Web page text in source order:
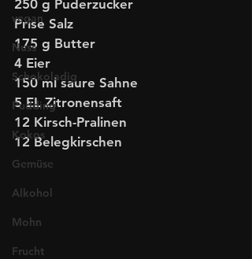
vegan
Nuss
Schokoladig
Pudding
Kokos
Gemüse
Alkohol
Mohn
Frucht
250 g Puderzucker
Prise Salz
175 g Butter
4 Eier
150 ml saure Sahne
5 EL Zitronensaft
12 Kirsch-Pralinen
12 Belegkirschen